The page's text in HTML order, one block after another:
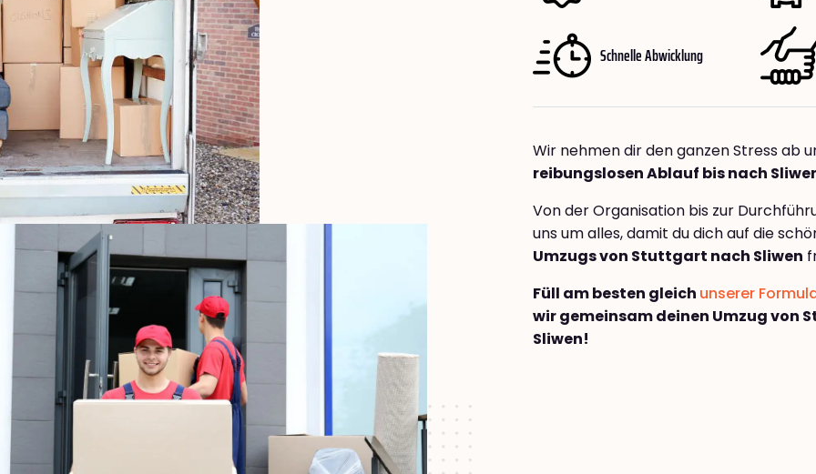
Schnelle Abwicklung
Wir nehmen dir den ganzen Stress ab
reibungslosen Ablauf bis nach
Von der Organisation bis zur
uns um alles, damit du dich auf die
Umzugs von Stuttgart nach Sliwen
Füll am besten gleich unserer
wir gemeinsam deinen Umzug von
Sliwen!